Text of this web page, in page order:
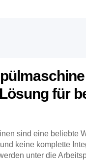
für
sind eine beliebte
keine komplette
unter die